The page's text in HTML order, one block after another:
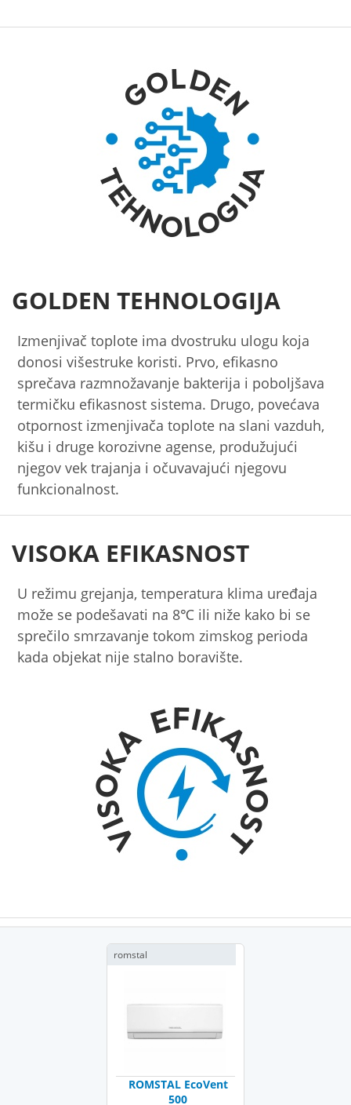
GOLDEN TEHNOLOGIJA
Izmenjivač toplote ima dvostruku ulogu koja
donosi višestruke koristi. Prvo, efikasno
sprečava razmnožavanje bakterija i poboljšava
termičku efikasnost sistema. Drugo, povećava
otpornost izmenjivača toplote na slani vazduh,
kišu i druge korozivne agense, produžujući
njegov vek trajanja i očuvavajući njegovu
funkcionalnost.
VISOKA EFIKASNOST
U režimu grejanja, temperatura klima uređaja
može se podešavati na 8℃ ili niže kako bi se
sprečilo smrzavanje tokom zimskog perioda
kada objekat nije stalno boravište.
ROMSTAL EcoVent
500
romstal